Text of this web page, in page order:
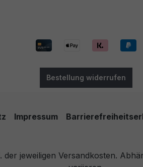
Bestellung widerrufen
Impressum
jeweiligen Versandkosten.